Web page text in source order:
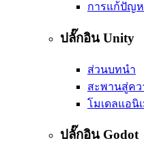
การแก้ปัญ
ปลั๊กอิน Unity
ส่วนบทนำ
สะพานสู่ค
โมเดลแอนิ
ปลั๊กอิน Godot